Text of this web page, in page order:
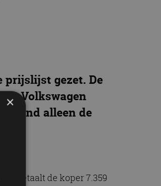
prijslijst gezet. De
Volkswagen
alleen de
betaalt de koper 7.359
×